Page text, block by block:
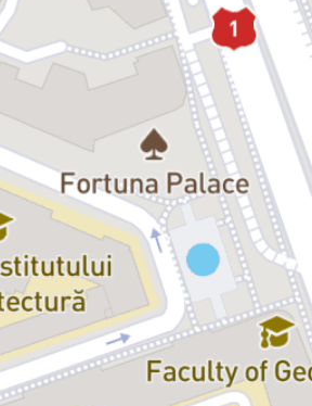
One-Woman-Show: Alina Șerban